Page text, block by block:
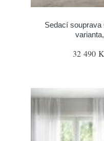
Sedací
32 490